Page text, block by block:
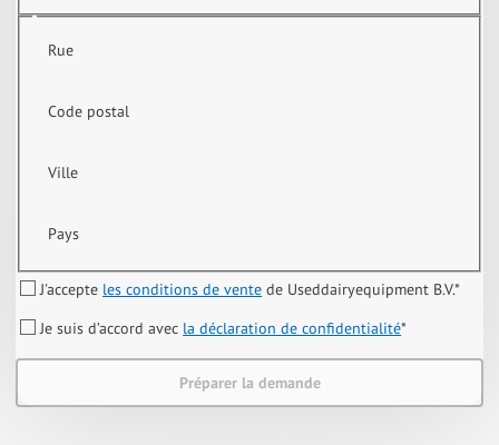
Rue
Code postal
Ville
Pays
J'accepte les conditions de vente de Useddairyequipment B.V.*
Je suis d’accord avec la déclaration de confidentialité*
Préparer la demande